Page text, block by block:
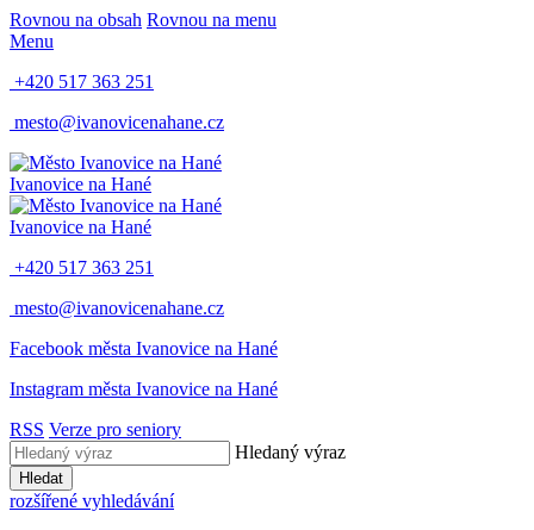
Rovnou na obsah Rovnou na menu
Menu
+420 517 363 251
mesto@ivanovicenahane.cz
Ivanovice na Hané
Ivanovice na Hané
+420 517 363 251
mesto@ivanovicenahane.cz
Facebook města Ivanovice na Hané
Instagram města Ivanovice na Hané
RSS Verze pro seniory
Hledaný výraz
Hledat
rozšířené vyhledávání